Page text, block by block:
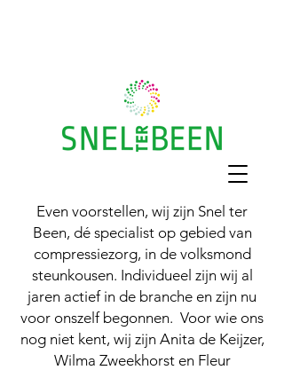
Even voorstellen, wij zijn Snel ter
Been, dé specialist op gebied van
compressiezorg, in de volksmond
steunkousen. Individueel zijn wij al
jaren actief in de branche en zijn nu
voor onszelf begonnen. Voor wie ons
nog niet kent, wij zijn Anita de Keijzer,
Wilma Zweekhorst en Fleur